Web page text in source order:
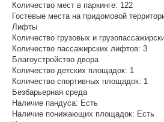
Количество мест в паркинге: 122
Гостевые места на придомовой
Лифты
Количество грузовых и
Количество пассажирских лифтов: 3
Благоустройство двора
Количество детских площадок: 1
Количество спортивных площадок: 1
Безбарьерная среда
Наличие пандуса: Есть
Наличие понижающих площадок: Есть